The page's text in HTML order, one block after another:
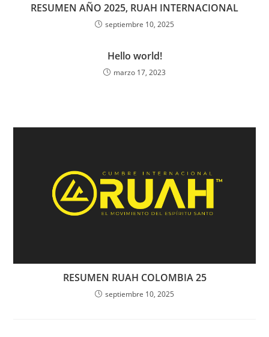
RESUMEN AÑO 2025, RUAH INTERNACIONAL
septiembre 10, 2025
Hello world!
marzo 17, 2023
RESUMEN RUAH COLOMBIA 25
septiembre 10, 2025